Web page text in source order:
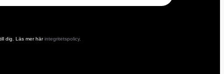
dig. Läs mer härintegritetspolicy.